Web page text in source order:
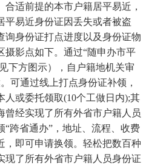
适前提的本市户籍居平易近，
平易近身份证因丢失或者被盗
询身份证打点进度以及身份证物
摄影点如下。通过“随申办市平
下方图示），自户籍地机关审
可通过线上打点身份证补领，
人或委托领取(10个工做日内);其
曾经实现了所有外省市户籍人员
跨省通办”，地址、流程、收费
，即可申请换领。轻松把数百种
现了所有外省市户籍人员身份证